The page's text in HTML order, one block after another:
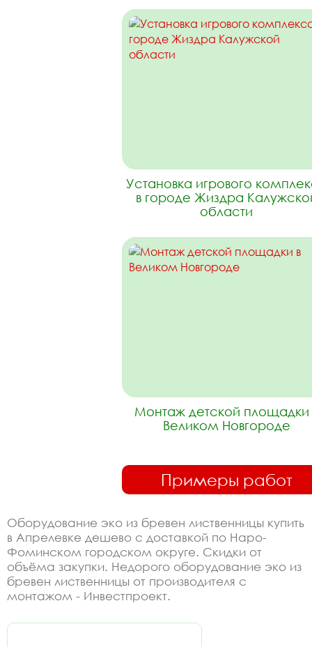
Установка игрового
в городе Жиздра
области
Монтаж детской площадки
Великом Новгороде
Примеры работ
Оборудование эко из бревен лиственницы купить
в Апрелевке дешево с доставкой по Наро-
Фоминском городском округе. Скидки от
объёма закупки. Недорого оборудование эко из
бревен лиственницы от производителя с
монтажом - Инвестпроект.